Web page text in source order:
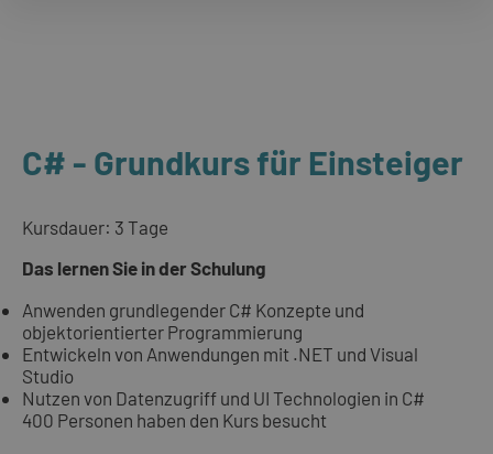
C# - Grundkurs für Einsteiger
Kursdauer: 3 Tage
Das lernen Sie in der Schulung
Anwenden grundlegender C# Konzepte und
objektorientierter Programmierung
Entwickeln von Anwendungen mit .NET und Visual
Studio
Nutzen von Datenzugriff und UI Technologien in C#
400 Personen haben den Kurs besucht